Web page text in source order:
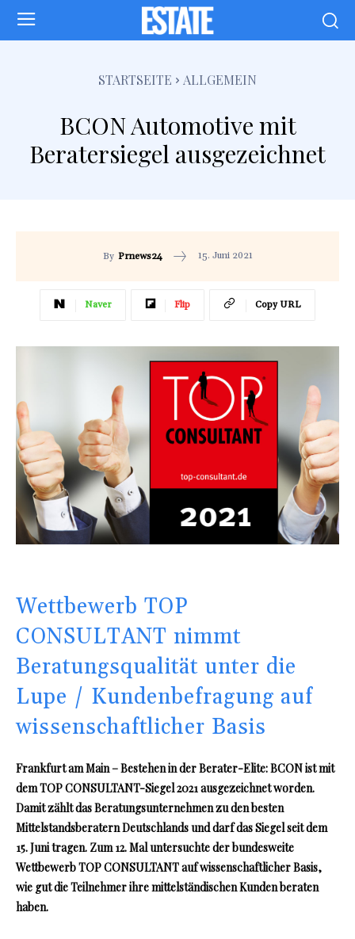
STARTSEITE ALLGEMEIN
BCON Automotive mit
Beratersiegel ausgezeichnet
By Prnews24 15. Juni 2021
Naver Flip Copy URL
Wettbewerb TOP
CONSULTANT nimmt
Beratungsqualität unter die
Lupe / Kundenbefragung auf
wissenschaftlicher Basis
Frankfurt am Main – Bestehen in der Berater-Elite: BCON ist mit
dem TOP CONSULTANT-Siegel 2021 ausgezeichnet worden.
Damit zählt das Beratungsunternehmen zu den besten
Mittelstandsberatern Deutschlands und darf das Siegel seit dem
15. Juni tragen. Zum 12. Mal untersuchte der bundesweite
Wettbewerb TOP CONSULTANT auf wissenschaftlicher Basis,
wie gut die Teilnehmer ihre mittelständischen Kunden beraten
haben.